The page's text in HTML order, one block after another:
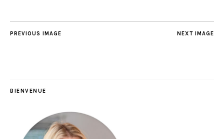
NEXT IMAGE
PREVIOUS IMAGE
BIENVENUE